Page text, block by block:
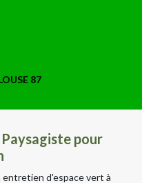
87
pour
d'espace vert à